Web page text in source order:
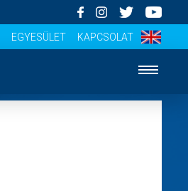
EGYESÜLET KAPCSOLAT